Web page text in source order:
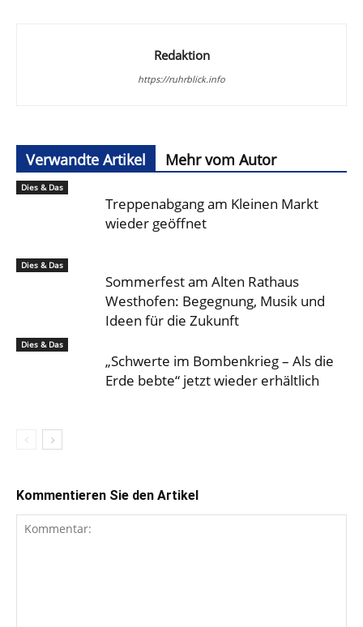
Redaktion
https://ruhrblick.info
Verwandte Artikel Mehr vom Autor
Dies & Das
Treppenabgang am Kleinen Markt
wieder geöffnet
Dies & Das
Sommerfest am Alten Rathaus
Westhofen: Begegnung, Musik und
Ideen für die Zukunft
Dies & Das
„Schwerte im Bombenkrieg – Als die
Erde bebte“ jetzt wieder erhältlich
Kommentieren Sie den Artikel